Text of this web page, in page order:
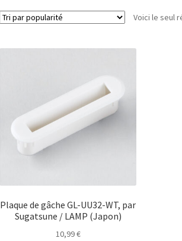
Voici le seul
Plaque de gâche GL-UU32-WT, par
Sugatsune / LAMP (Japon)
10,99€